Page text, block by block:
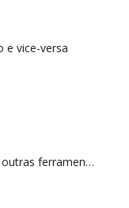
e vice-versa
Como usar os dados do SketchUp com outras ferramentas e programas de modelagem